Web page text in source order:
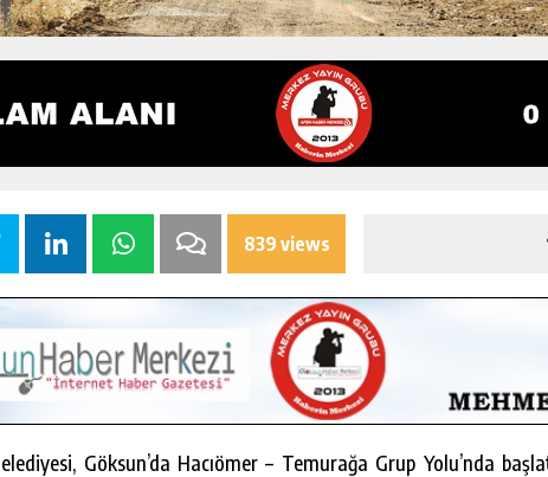
839 views
Göksun’da Hacıömer – Temurağa Grup Yolu’nda